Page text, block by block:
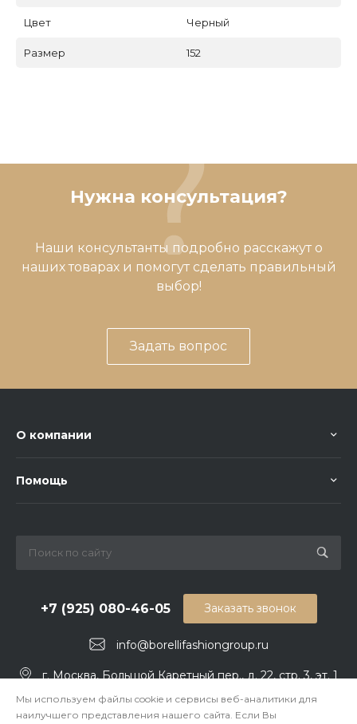
Цвет Черный
Размер 152
Нужна консультация?
Наши консультанты подробно расскажут о
наших товарах и помогут сделать правильный
выбор!
Задать вопрос
О компании
Помощь
+7 (925) 080-46-05
info@borellifashiongroup.ru
Заказать звонок
г. Москва, Большой Каретный пер., д. 22, стр. 3, эт. 1
Мы используем файлы cookie и сервисы веб-аналитики для
наилучшего представления нашего сайта. Если Вы